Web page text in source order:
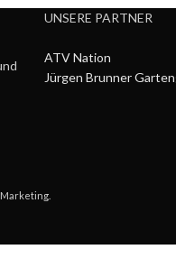
UNSERE PARTNER
ATV Nation
Jürgen Brunner